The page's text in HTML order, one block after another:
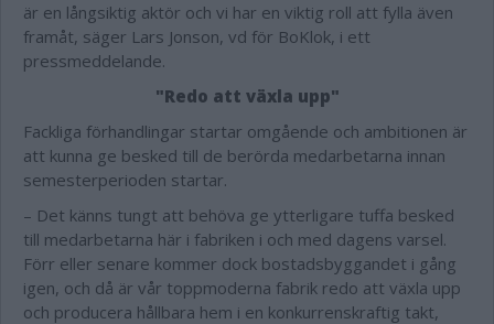
är en långsiktig aktör och vi har en viktig roll att fylla även
framåt, säger Lars Jonson, vd för BoKlok, i ett
pressmeddelande.
"Redo att växla upp"
Fackliga förhandlingar startar omgående och ambitionen är
att kunna ge besked till de berörda medarbetarna innan
semesterperioden startar.
– Det känns tungt att behöva ge ytterligare tuffa besked
till medarbetarna här i fabriken i och med dagens varsel.
Förr eller senare kommer dock bostadsbyggandet i gång
igen, och då är vår toppmoderna fabrik redo att växla upp
och producera hållbara hem i en konkurrenskraftig takt,